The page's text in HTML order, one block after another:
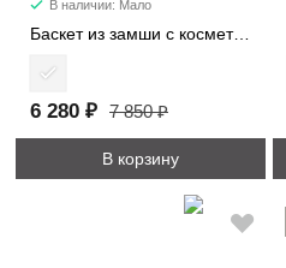
В наличии: Мало
Баскет из замши с косметичкой 6785
6 280 ₽ 7 850 ₽
В корзину